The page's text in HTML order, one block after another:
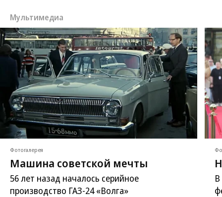
Мультимедиа
Фотогалерея
Машина советской мечты
56 лет назад началось серийное
производство ГАЗ-24 «Волга»